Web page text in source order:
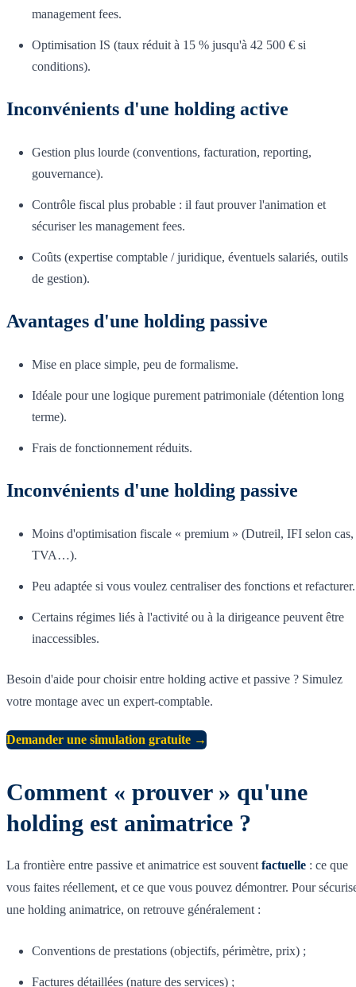
management fees.
Optimisation IS (taux réduit à 15 % jusqu'à 42 500 € si
conditions).
Inconvénients d'une holding active
Gestion plus lourde (conventions, facturation, reporting,
gouvernance).
Contrôle fiscal plus probable : il faut prouver l'animation et
sécuriser les management fees.
Coûts (expertise comptable / juridique, éventuels salariés, outils
de gestion).
Avantages d'une holding passive
Mise en place simple, peu de formalisme.
Idéale pour une logique purement patrimoniale (détention long
terme).
Frais de fonctionnement réduits.
Inconvénients d'une holding passive
Moins d'optimisation fiscale « premium » (Dutreil, IFI selon cas,
TVA…).
Peu adaptée si vous voulez centraliser des fonctions et refacturer.
Certains régimes liés à l'activité ou à la dirigeance peuvent être
inaccessibles.
Besoin d'aide pour choisir entre holding active et passive ? Simulez
votre montage avec un expert-comptable.
Demander une simulation gratuite →
Comment « prouver » qu'une
holding est animatrice ?
La frontière entre passive et animatrice est souvent factuelle : ce que
vous faites réellement, et ce que vous pouvez démontrer. Pour
une holding animatrice, on retrouve généralement :
Conventions de prestations (objectifs, périmètre, prix) ;
Factures détaillées (nature des services) ;